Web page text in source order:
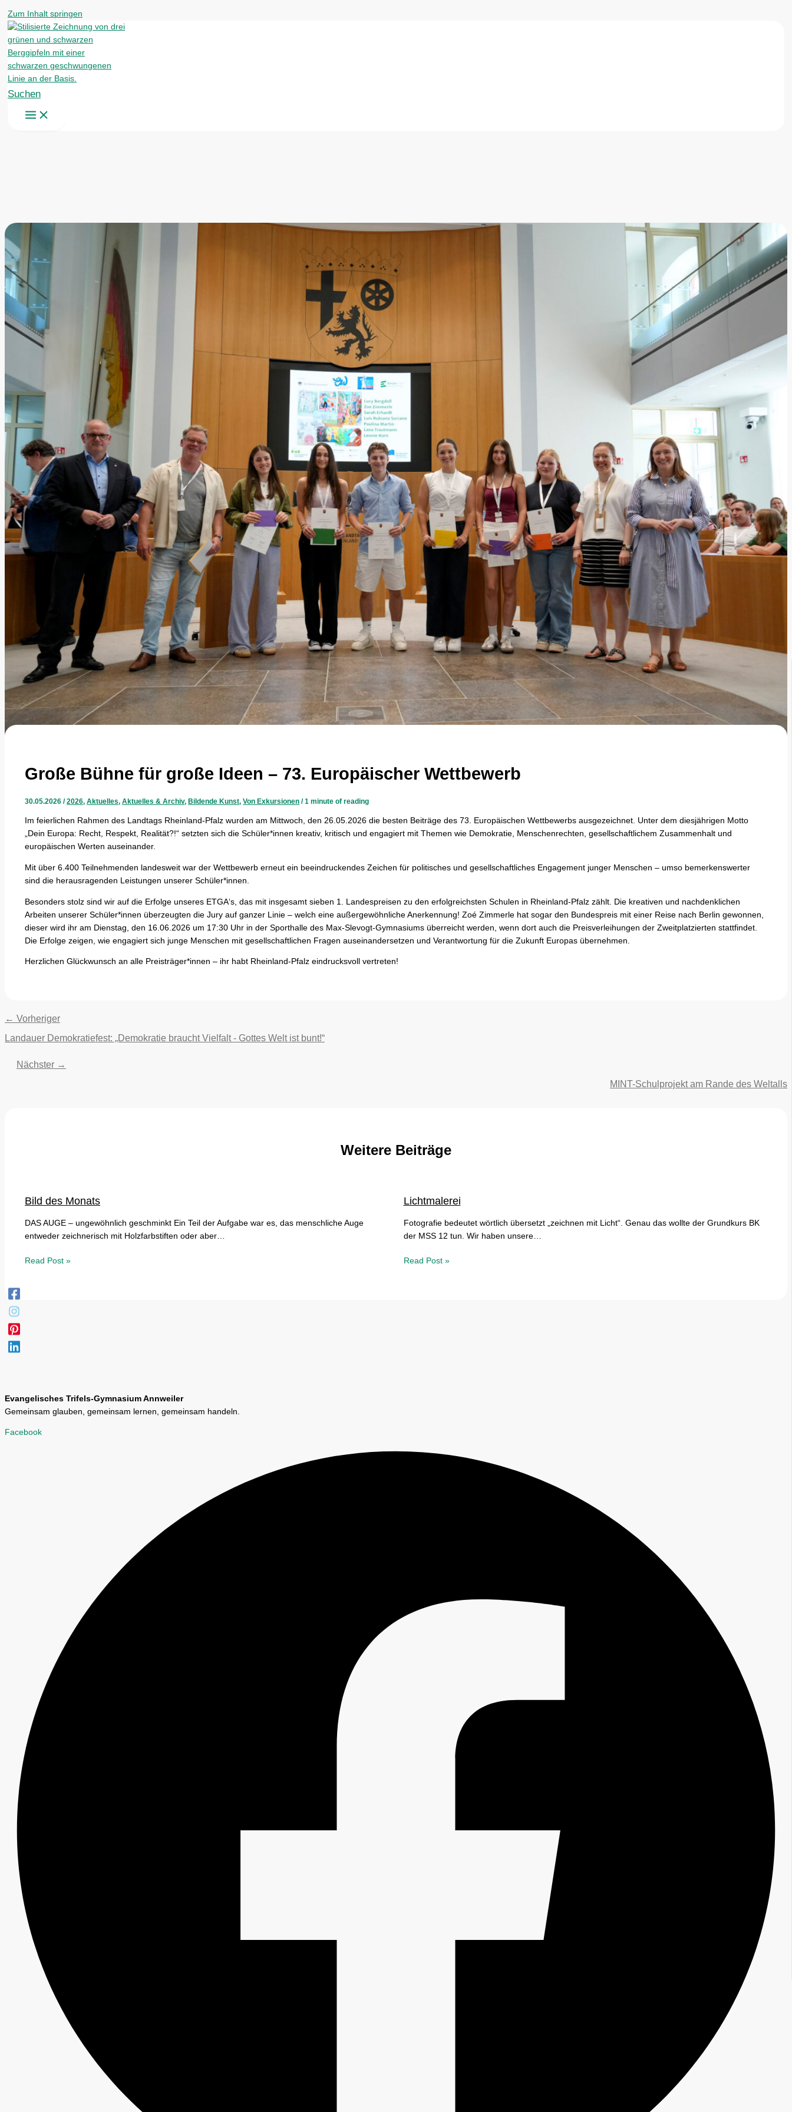
Zum Inhalt springen
Suchen
Große Bühne für große Ideen – 73. Europäischer Wettbewerb
30.05.2026/2026,Aktuelles,Aktuelles & Archiv,Bildende Kunst,Von Exkursionen /1 minute of reading
Im feierlichen Rahmen des Landtags Rheinland-Pfalz wurden am Mittwoch, den 26.05.2026 die besten Beiträge des 73. Europäischen Wettbewerbs ausgezeichnet. Unter dem diesjährigen Motto
„Dein Europa: Recht, Respekt, Realität?!“ setzten sich die Schüler*innen kreativ, kritisch und engagiert mit Themen wie Demokratie, Menschenrechten, gesellschaftlichem Zusammenhalt und
europäischen Werten auseinander.
Mit über 6.400 Teilnehmenden landesweit war der Wettbewerb erneut ein beeindruckendes Zeichen für politisches und gesellschaftliches Engagement junger Menschen – umso bemerkenswerter
sind die herausragenden Leistungen unserer Schüler*innen.
Besonders stolz sind wir auf die Erfolge unseres ETGA‘s, das mit insgesamt sieben 1. Landespreisen zu den erfolgreichsten Schulen in Rheinland-Pfalz zählt. Die kreativen und nachdenklichen
Arbeiten unserer Schüler*innen überzeugten die Jury auf ganzer Linie – welch eine außergewöhnliche Anerkennung! Zoé Zimmerle hat sogar den Bundespreis mit einer Reise nach Berlin gewonnen,
dieser wird ihr am Dienstag, den 16.06.2026 um 17:30 Uhr in der Sporthalle des Max-Slevogt-Gymnasiums überreicht werden, wenn dort auch die Preisverleihungen der Zweitplatzierten stattfindet.
Die Erfolge zeigen, wie engagiert sich junge Menschen mit gesellschaftlichen Fragen auseinandersetzen und Verantwortung für die Zukunft Europas übernehmen.
Herzlichen Glückwunsch an alle Preisträger*innen – ihr habt Rheinland-Pfalz eindrucksvoll vertreten!
← Vorheriger
Landauer Demokratiefest: „Demokratie braucht Vielfalt - Gottes Welt ist bunt!“
Nächster →
MINT-Schulprojekt am Rande des Weltalls
Weitere Beiträge
Bild des Monats
DAS AUGE – ungewöhnlich geschminkt Ein Teil der Aufgabe war es, das menschliche Auge
entweder zeichnerisch mit Holzfarbstiften oder aber…
Read Post »
Lichtmalerei
Fotografie bedeutet wörtlich übersetzt „zeichnen mit Licht“. Genau das wollte der Grundkurs BK
der MSS 12 tun. Wir haben unsere…
Read Post »
Evangelisches Trifels-Gymnasium Annweiler
Gemeinsam glauben, gemeinsam lernen, gemeinsam handeln.
Facebook